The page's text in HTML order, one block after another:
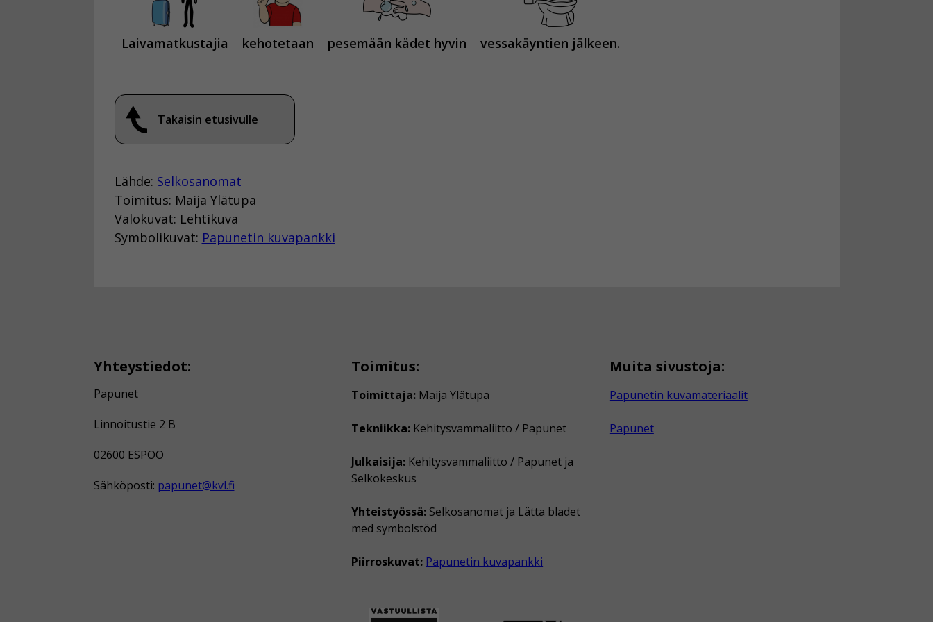
Laivamatkustajia kehotetaan pesemään kädet hyvin vessakäyntien jälkeen.
Takaisin etusivulle
Lähde: Selkosanomat
Toimitus: Maija Ylätupa
Valokuvat: Lehtikuva
Symbolikuvat: Papunetin kuvapankki
Yhteystiedot:
Papunet
Linnoitustie 2 B
02600 ESPOO
Sähköposti: papunet@kvl.fi
Toimitus:
Toimittaja: Maija Ylätupa
Tekniikka: Kehitysvammaliitto / Papunet
Julkaisija: Kehitysvammaliitto / Papunet ja
Selkokeskus
Yhteistyössä: Selkosanomat ja Lätta bladet
med symbolstöd
Piirroskuvat: Papunetin kuvapankki
Muita sivustoja:
Papunetin kuvamateriaalit
Papunet